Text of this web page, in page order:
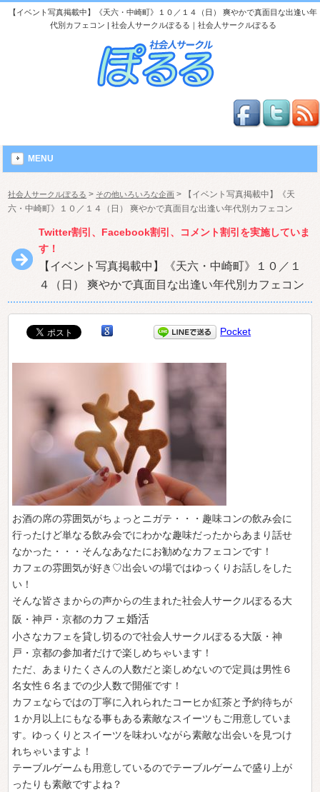
【イベント写真掲載中】《天六・中崎町》１０／１４（日） 爽やかで真面目な出逢い年
代別カフェコン | 社会人サークルぽるる｜社会人サークルぽるる
MENU
社会人サークルぽるる > その他いろいろな企画 >
【イベント写真掲載中】《天
六・中崎町》１０／１４（日） 爽やかで真面目な出逢い年代別カフェコン
Twitter割引、Facebook割引、コメント割引を実施していま
す！
【イベント写真掲載中】《天六・中崎町》１０／１
４（日） 爽やかで真面目な出逢い年代別カフェコン
Pocket
お酒の席の雰囲気がちょっとニガテ・・・趣味コンの飲み会に
行ったけど単なる飲み会でにわかな趣味だったからあまり話せ
なかった・・・そんなあなたにお勧めなカフェコンです！
カフェの雰囲気が好き♡出会いの場ではゆっくりお話しをした
い！
そんな皆さまからの声からの生まれた社会人サークルぽるる大
阪・神戸・京都のカフェ婚活
小さなカフェを貸し切るので社会人サークルぽるる大阪・神
戸・京都の参加者だけで楽しめちゃいます！
ただ、あまりたくさんの人数だと楽しめないので定員は男性６
名女性６名までの少人数で開催です！
カフェならではの丁寧に入れられたコーヒか紅茶と予約待ちが
１か月以上にもなる事もある素敵なスイーツもご用意していま
す。ゆっくりとスイーツを味わいながら素敵な出会いを見つけ
れちゃいますよ！
テーブルゲームも用意しているのでテーブルゲームで盛り上が
ったりも素敵ですよね？